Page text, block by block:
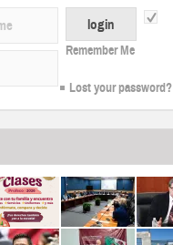
Remember Me
Lost your password?